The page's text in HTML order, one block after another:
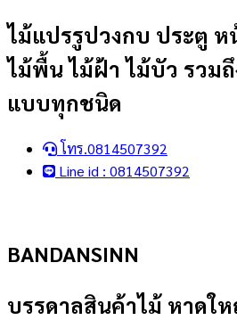
Skip
content
ไม้แปรรูปวงกบ ประตู ห
ไม้พื้น ไม้ฝ้า ไม้บัว รวม
แบบทุกชนิด
โทร.0814507392
Line id : 0814507392
BANDANSINN
บรรดาลสินค้าไม้ หาดใ